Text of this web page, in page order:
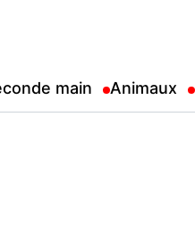
main Animaux